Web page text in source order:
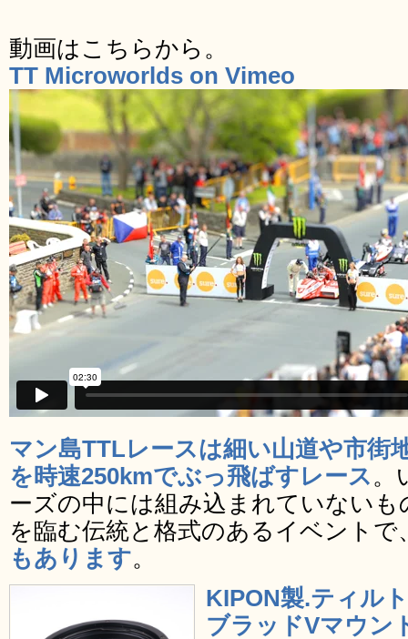
動画はこちらから。
TT Microworlds on Vimeo
マン島TTLレースは細い山道や市街
を時速250kmでぶっ飛ばすレース。
ーズの中には組み込まれていない
を臨む伝統と格式のあるイベントで
もあります。
KIPON製.ティル
ブラッドVマウン